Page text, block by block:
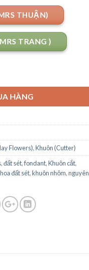
THUẬN)
TRANG )
HÀNG
Flowers),Khuôn (Cutter)
,đất sét,fondant,Khuôn cắt,
đất sét,khuôn nhôm,nguyên